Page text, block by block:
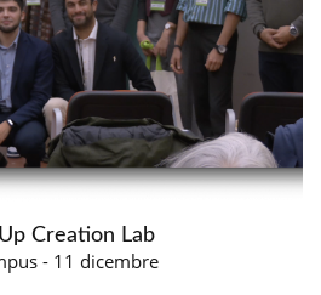
Creation Lab
- 11 dicembre